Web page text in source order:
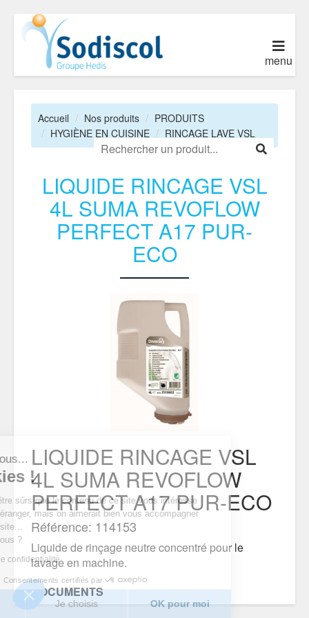
nous...
!
d’être sûrs que le contenu de ce
avant de vous déranger, mais on aimerait bien
pendant votre visite...
vous ?
de confidentialité
Consentements certifiés par
Je choisis OK pour moi
menu
Accueil Nos produits
PRODUITS
HYGIÈNE EN CUISINE
RINCAGE LAVE VSL
LIQUIDE RINCAGE VSL
4L SUMA REVOFLOW
PERFECT A17 PUR-
ECO
LIQUIDE RINCAGE VSL
4L SUMA REVOFLOW
PERFECT A17 PUR-ECO
Référence: 114153
Liquide de rinçage neutre concentré pour le
lavage en machine.
DOCUMENTS